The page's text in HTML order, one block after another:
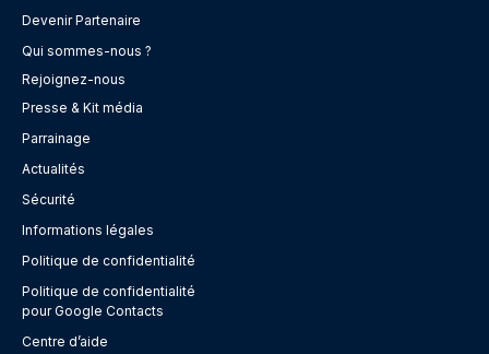
Devenir Partenaire
Qui sommes-nous ?
Rejoignez-nous
Presse & Kit média
Parrainage
Actualités
Sécurité
Informations légales
Politique de confidentialité
Politique de confidentialité
pour Google Contacts
Centre d’aide